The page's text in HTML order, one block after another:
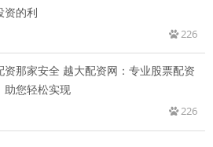
资的利
226
资那家安全 越大配资网：专业股票配资
助您轻松实现
226